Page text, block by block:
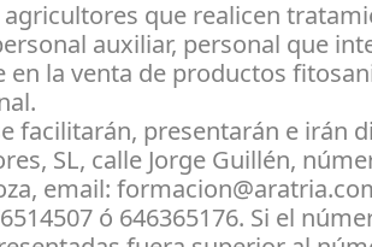
que realicen
auxiliar, personal que
en la venta de productos
facilitarán, presentarán e irán
SL, calle Jorge Guillén,
email:
ó 646365176. Si el